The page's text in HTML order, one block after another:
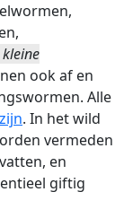
ook af en
Alle
. In het wild
vermeden
en
giftig